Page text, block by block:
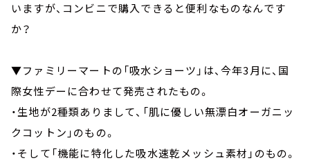
いますが、コンビニで購入できると便利なものなんです
か？
▼ファミリーマートの「吸水ショーツ」は、今年3月に、国
際女性デーに合わせて発売されたもの。
・生地が2種類ありまして、「肌に優しい無漂白オーガニッ
クコットン」のもの。
・そして「機能に特化した吸水速乾メッシュ素材」のもの。